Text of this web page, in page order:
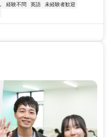
経験不問 英語
未経験者歓迎